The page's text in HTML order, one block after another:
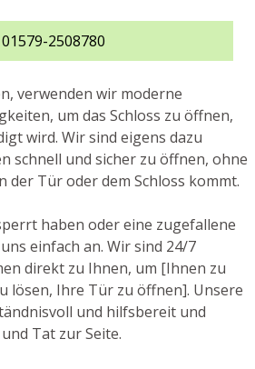
01579-2508780
verwenden wir moderne
um das Schloss zu öffnen,
wird. Wir sind eigens dazu
schnell und sicher zu öffnen, ohne
der Tür oder dem Schloss kommt.
haben oder eine zugefallene
einfach an. Wir sind 24/7
direkt zu Ihnen, um [Ihnen zu
lösen, Ihre Tür zu öffnen]. Unsere
und hilfsbereit und
Tat zur Seite.